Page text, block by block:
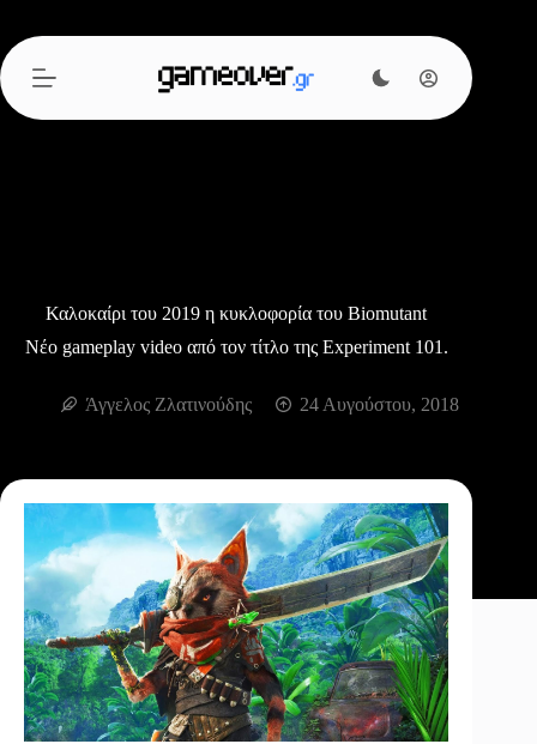
περιεχόμενο
Καλοκαίρι του 2019 η κυκλοφορία του Biomutant
Νέο gameplay video από τον τίτλο της Experiment 101.
Άγγελος Ζλατινούδης 24 Αυγούστου, 2018